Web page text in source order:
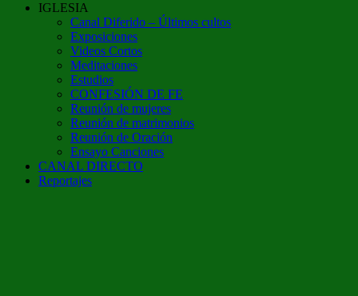
IGLESIA
Canal Diferido – Últimos cultos
Exposiciones
Videos Cortos
Meditaciones
Estudios
CONFESIÓN DE FE
Reunión de mujeres
Reunión de matrimonios
Reunión de Oración
Ensayo Canciones
CANAL DIRECTO
Reportajes